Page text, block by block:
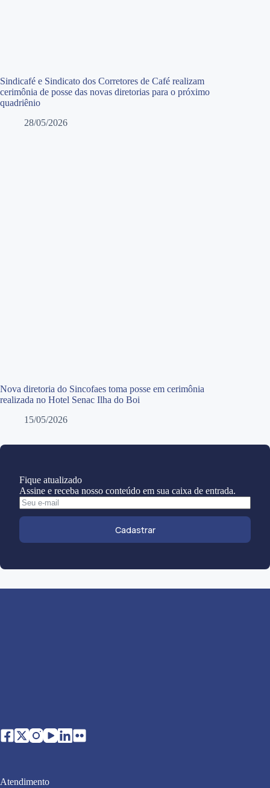
Sindicafé e Sindicato dos Corretores de Café realizam
cerimônia de posse das novas diretorias para o próximo
quadriênio
28/05/2026
Nova diretoria do Sincofaes toma posse em cerimônia
realizada no Hotel Senac Ilha do Boi
15/05/2026
Fique atualizado
Assine e receba nosso conteúdo em sua caixa de entrada.
Cadastrar
Atendimento